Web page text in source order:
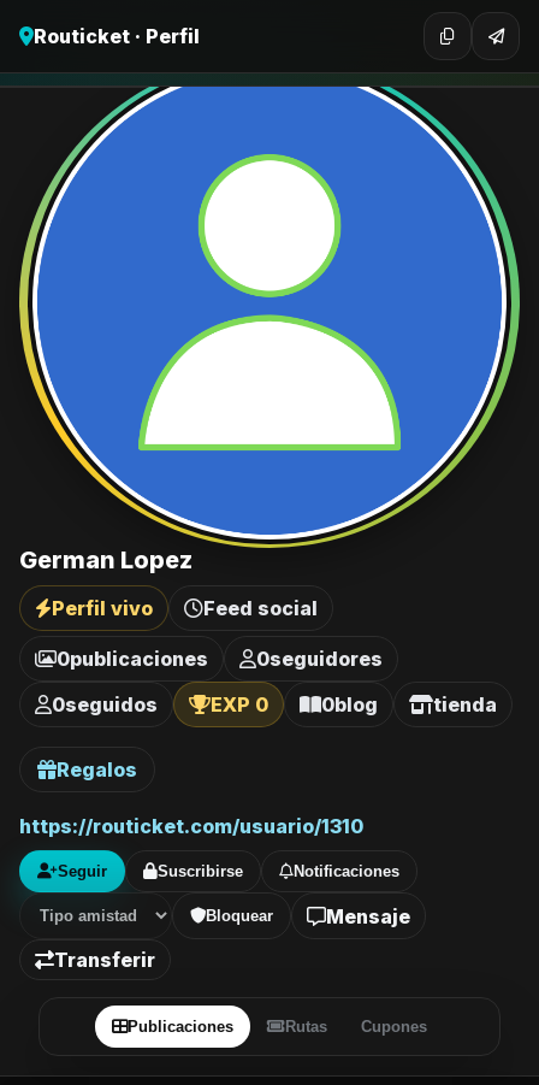
Routicket · Perfil
German Lopez
Perfil vivo Feed social
0publicaciones 0seguidores
0seguidos EXP 0 0blog tienda
Regalos
https://routicket.com/usuario/1310
Seguir Suscribirse Notificaciones
Bloquear
Mensaje
Transferir
Publicaciones Rutas Cupones